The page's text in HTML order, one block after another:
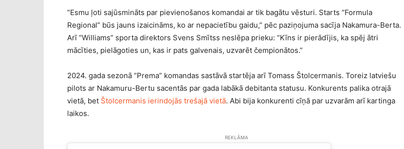
“Esmu ļoti sajūsmināts par pievienošanos komandai ar tik bagātu vēsturi. Starts “Formula
Regional” būs jauns izaicināms, ko ar nepacietību gaidu,” pēc paziņojuma sacīja Nakamura-Berta.
Arī “Williams” sporta direktors Svens Smītss neslēpa prieku: “Kīns ir pierādījis, ka spēj ātri
mācīties, pielāgoties un, kas ir pats galvenais, uzvarēt čempionātos.”
2024. gada sezonā “Prema” komandas sastāvā startēja arī Tomass Štolcermanis. Toreiz latviešu
pilots ar Nakamuru-Bertu sacentās par gada labākā debitanta statusu. Konkurents palika otrajā
vietā, bet Štolcermanis ierindojās trešajā vietā. Abi bija konkurenti cīņā par uzvarām arī kartinga
laikos.
REKLĀMA